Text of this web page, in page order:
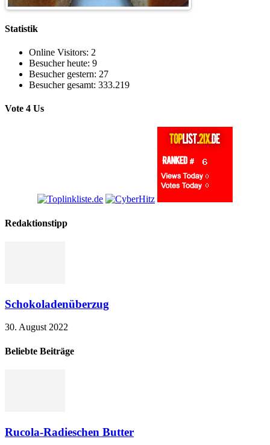
Statistik
Online Visitors: 2
Besucher heute: 9
Besucher gestern: 27
Besucher gesamt: 333.219
Vote 4 Us
Redaktionstipp
Schokoladenüberzug
30. August 2022
Beliebte Beiträge
Rucola-Radieschen Butter